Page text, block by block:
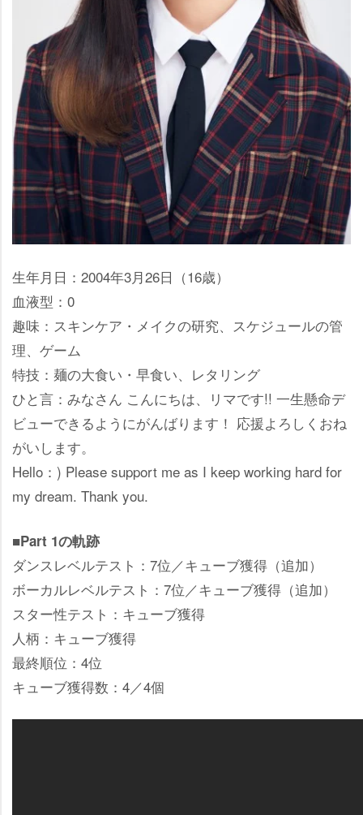
生年月日：2004年3月26日（16歳）
血液型：0
趣味：スキンケア・メイクの研究、スケジュールの管
理、ゲーム
特技：麺の大食い・早食い、レタリング
ひと言：みなさん こんにちは、リマです!! 一生懸命デ
ビューできるようにがんばります！ 応援よろしくおね
がいします。
Hello：) Please support me as I keep working hard for
my dream. Thank you.
■Part 1の軌跡
ダンスレベルテスト：7位／キューブ獲得（追加）
ボーカルレベルテスト：7位／キューブ獲得（追加）
スター性テスト：キューブ獲得
人柄：キューブ獲得
最終順位：4位
キューブ獲得数：4／4個